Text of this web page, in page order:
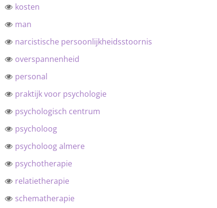
kosten
man
narcistische persoonlijkheidsstoornis
overspannenheid
personal
praktijk voor psychologie
psychologisch centrum
psycholoog
psycholoog almere
psychotherapie
relatietherapie
schematherapie